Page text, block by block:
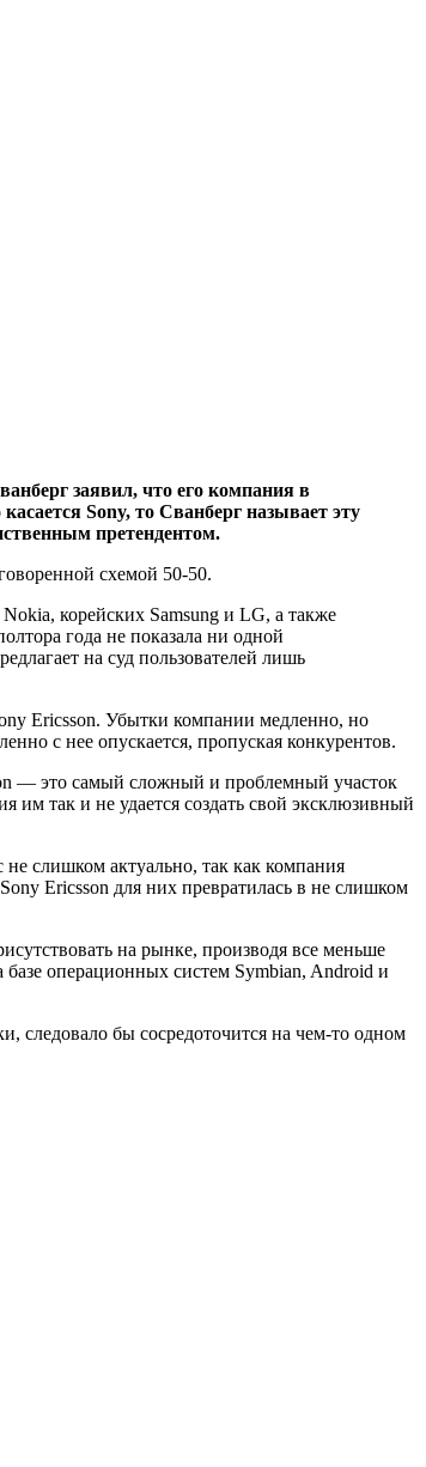
заявил, что его компания в
Sony, то Сванберг называет эту
претендентом.
схемой 50-50.
корейских Samsung и LG, а также
года не показала ни одной
на суд пользователей лишь
Ericsson. Убытки компании медленно, но
с нее опускается, пропуская конкурентов.
— это самый сложный и проблемный участок
им так и не удается создать свой эксклюзивный
слишком актуально, так как компания
Ericsson для них превратилась в не слишком
на рынке, производя все меньше
операционных систем Symbian, Android и
следовало бы сосредоточится на чем-то одном